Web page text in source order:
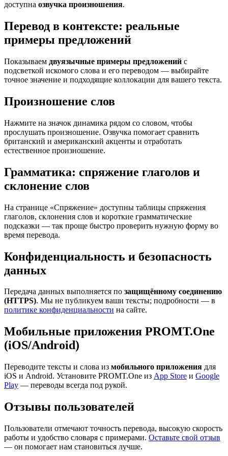
доступна озвучка произношения.
Перевод в контексте: реальные
примеры предложений
Показываем двуязычные примеры предложений с
подсветкой искомого слова и его переводом — выбирайте
точное значение и подходящие коллокации для вашего текста.
Произношение слов
Нажмите на значок динамика рядом со словом, чтобы
прослушать произношение. Озвучка помогает сравнить
британский и американский акценты и отработать
естественное произношение.
Грамматика: спряжение глаголов и
склонение слов
На странице «Спряжение» доступны таблицы спряжения
глаголов, склонения слов и короткие грамматические
подсказки — так проще быстро проверить нужную форму во
время перевода.
Конфиденциальность и безопасность
данных
Передача данных выполняется по защищённому соединению
(HTTPS). Мы не публикуем ваши тексты; подробности — в
политике конфиденциальности на сайте.
Мобильные приложения PROMT.One
(iOS/Android)
Переводите тексты и слова из мобильного приложения для
iOS и Android. Установите PROMT.One из App Store и Google
Play — переводы всегда под рукой.
Отзывы пользователей
Пользователи отмечают точность перевода, высокую скорость
работы и удобство словаря с примерами. Оставьте свой отзыв
— он помогает нам становиться лучше.